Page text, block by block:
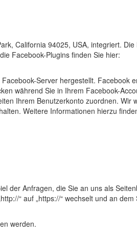
California 94025, USA, integriert.
Facebook-Plugins finden Sie hier:
Server hergestellt. Facebook
während Sie in Ihrem Facebook-
Ihrem Benutzerkonto zuordnen. Wir
Weitere Informationen hierzu
der Anfragen, die Sie an uns als
“ auf „https://“ wechselt und an
werden.